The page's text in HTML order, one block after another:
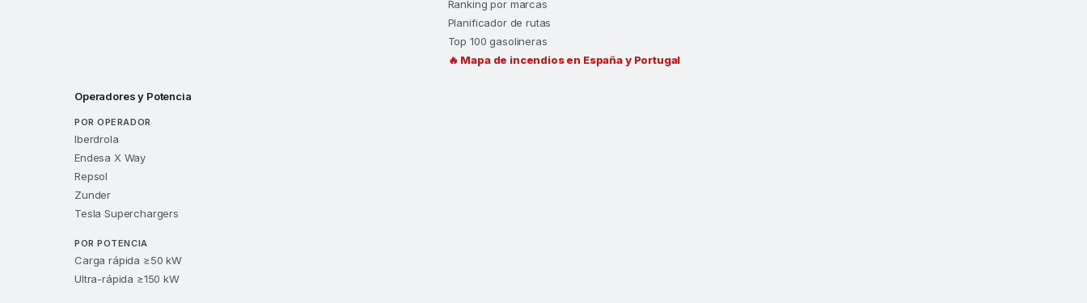
Ranking por marcas
Planificador de rutas
Top 100 gasolineras
🔥 Mapa de incendios en España y Portugal
Operadores y Potencia
POR OPERADOR
Iberdrola
Endesa X Way
Repsol
Zunder
Tesla Superchargers
POR POTENCIA
Carga rápida ≥50 kW
Ultra-rápida ≥150 kW